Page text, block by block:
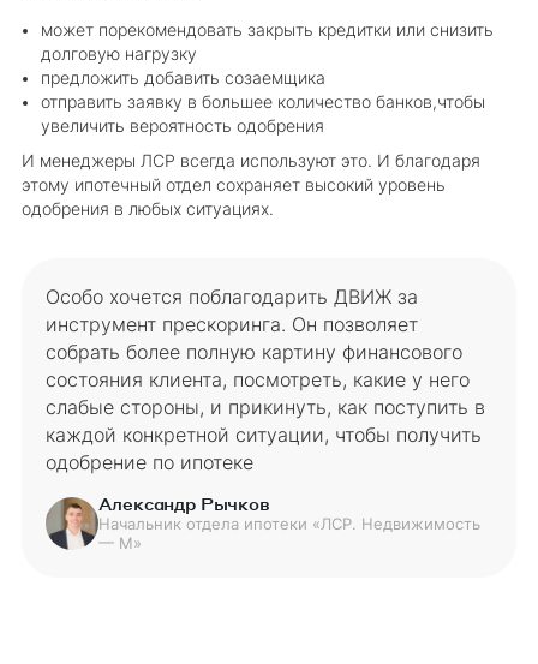
может порекомендовать закрыть кредитки или снизить
долговую нагрузку
предложить добавить созаемщика
отправить заявку в большее количество банков,чтобы
увеличить вероятность одобрения
И менеджеры ЛСР всегда используют это. И благодаря
этому ипотечный отдел сохраняет высокий уровень
одобрения в любых ситуациях.
Особо хочется поблагодарить ДВИЖ за
инструмент прескоринга. Он позволяет
собрать более полную картину финансового
состояния клиента, посмотреть, какие у него
слабые стороны, и прикинуть, как поступить в
каждой конкретной ситуации, чтобы получить
одобрение по ипотеке
Александр Рычков
Начальник отдела ипотеки «ЛСР. Недвижимость
— М»